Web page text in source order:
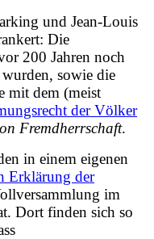
und Jean-Louis
Die
200 Jahren noch
wurden, sowie die
mit dem (meist
der Völker
Fremdherrschaft.
in einem eigenen
Erklärung der
im
Dort finden sich so